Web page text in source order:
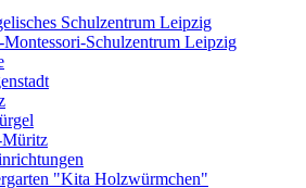
Schulzentrum Leipzig
Schulzentrum Leipzig
Müritz
"Kita Holzwürmchen"